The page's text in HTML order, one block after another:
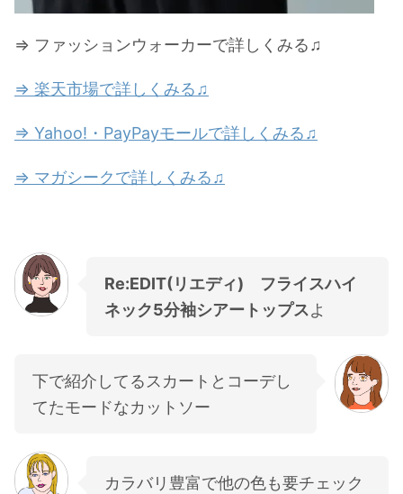
⇒ ファッションウォーカーで詳しくみる♫
⇒ 楽天市場で詳しくみる♫
⇒ Yahoo!・PayPayモールで詳しくみる♫
⇒ マガシークで詳しくみる♫
Re:EDIT(リエディ) フライスハイ
ネック5分袖シアートップスよ
下で紹介してるスカートとコーデし
てたモードなカットソー
カラバリ豊富で他の色も要チェック